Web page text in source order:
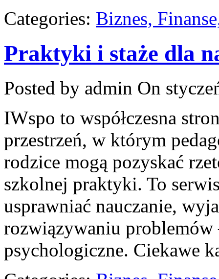
Categories: Biznes,
Praktyki i staże dla
Posted by admin On
IWspo to współczesna
przestrzeń, w którym
rodzice mogą pozyskać
szkolnej praktyki. To
usprawniać nauczanie,
rozwiązywaniu problemów
psychologiczne. Ciekawe